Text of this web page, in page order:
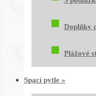
Doplňky
Plážové
Spací pytle »